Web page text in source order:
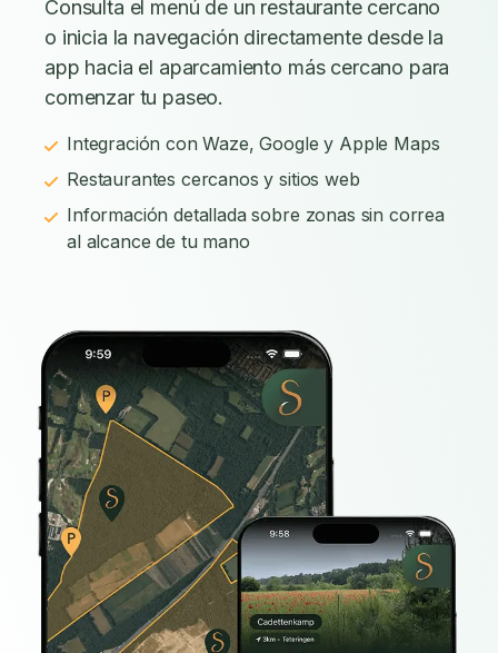
Consulta el menú de un restaurante cercano
o inicia la navegación directamente desde la
app hacia el aparcamiento más cercano para
comenzar tu paseo.
Integración con Waze, Google y Apple Maps
Restaurantes cercanos y sitios web
Información detallada sobre zonas sin correa
al alcance de tu mano